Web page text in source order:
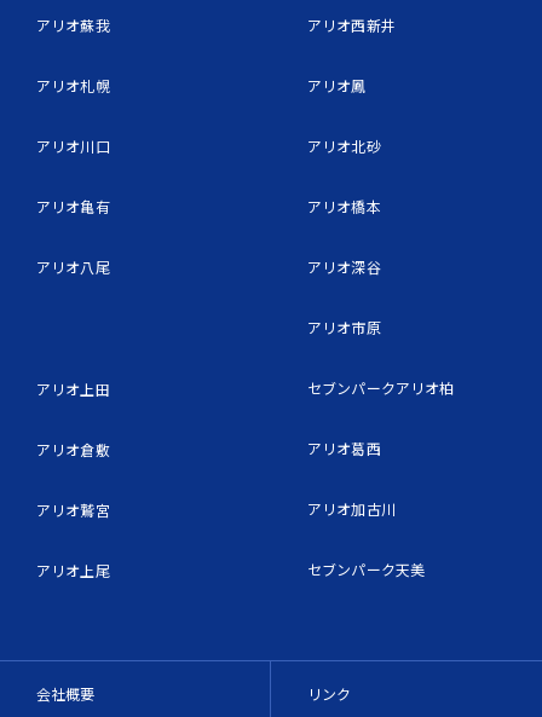
アリオ蘇我
アリオ札幌
アリオ川口
アリオ亀有
アリオ八尾
アリオ上田
アリオ倉敷
アリオ鷲宮
アリオ上尾
アリオ西新井
アリオ鳳
アリオ北砂
アリオ橋本
アリオ深谷
アリオ市原
セブンパークアリオ柏
アリオ葛西
アリオ加古川
セブンパーク天美
会社概要 リンク